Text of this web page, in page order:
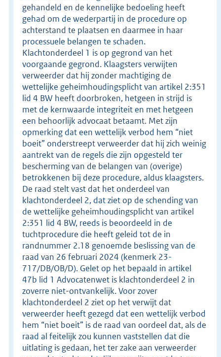
gehandeld en de kennelijke bedoeling heeft
gehad om de wederpartij in de procedure op
achterstand te plaatsen en daarmee in haar
processuele belangen te schaden.
Klachtonderdeel 1 is op gegrond van het
voorgaande gegrond. Klaagsters verwijten
verweerder dat hij zonder machtiging de
wettelijke geheimhoudingsplicht van artikel 2:351
lid 4 BW heeft doorbroken, hetgeen in strijd is
met de kernwaarde integriteit en met hetgeen
een behoorlijk advocaat betaamt. Met zijn
opmerking dat een wettelijk verbod hem “niet
boeit” onderstreept verweerder dat hij zich weinig
aantrekt van de regels die zijn opgesteld ter
bescherming van de belangen van (overige)
betrokkenen bij deze procedure, aldus klaagsters.
De raad stelt vast dat het onderdeel van
klachtonderdeel 2, dat ziet op de schending van
de wettelijke geheimhoudingsplicht van artikel
2:351 lid 4 BW, reeds is beoordeeld in de
tuchtprocedure die heeft geleid tot de in
randnummer 2.18 genoemde beslissing van de
raad van 26 februari 2024 (kenmerk 23-
717/DB/OB/D). Gelet op het bepaald in artikel
47b lid 1 Advocatenwet is klachtonderdeel 2 in
zoverre niet-ontvankelijk. Voor zover
klachtonderdeel 2 ziet op het verwijt dat
verweerder heeft gezegd dat een wettelijk verbod
hem “niet boeit” is de raad van oordeel dat, als de
raad al feitelijk zou kunnen vaststellen dat die
uitlating is gedaan, het ter zake aan verweerder